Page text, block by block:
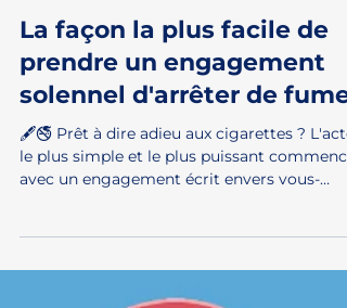
25 avr. 2024
La façon la plus facile de
prendre un engagement
solennel d'arrêter de fumer
avec un engagement écrit envers vous-